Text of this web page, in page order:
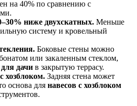
на 40% по сравнению с
ниже двухскатных. Меньше
систему и кровельный
Боковые стены можно
или закаленным стеклом,
дачи в закрытую террасу.
хозблоком. Задняя стена может
основа для навесов с хозблоком